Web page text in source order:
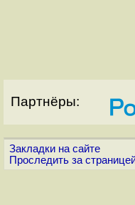
Партнёры:
Закладки на сайте
Проследить за